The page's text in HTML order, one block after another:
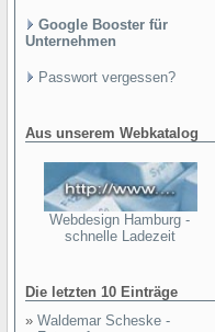
Google Booster für
Unternehmen
Passwort vergessen?
Aus unserem Webkatalog
Webdesign Hamburg -
schnelle Ladezeit
Die letzten 10 Einträge
» Waldemar Scheske -